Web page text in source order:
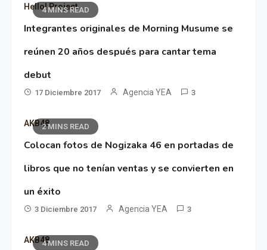
4 MINS READ
Hello! Project
Integrantes originales de Morning Musume se
reúnen 20 años después para cantar tema
debut
17 Diciembre 2017 Agencia YEA 3
2 MINS READ
AKB48
Colocan fotos de Nogizaka 46 en portadas de
libros que no tenían ventas y se convierten en
un éxito
3 Diciembre 2017 Agencia YEA 3
4 MINS READ
AKB48